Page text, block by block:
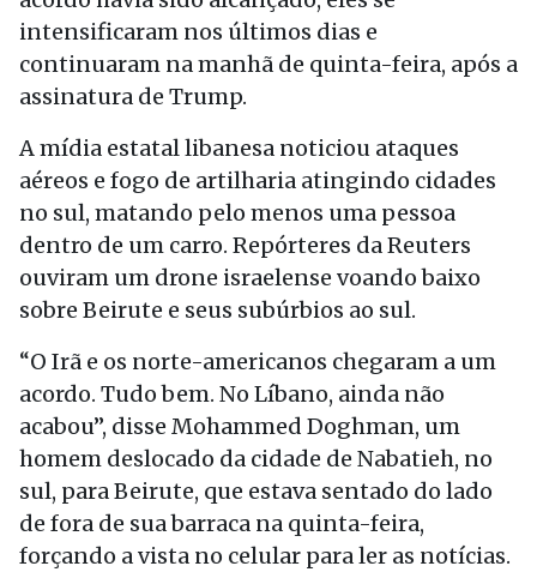
intensificaram nos últimos dias e
continuaram na manhã de quinta-feira, após a
assinatura de Trump.
A mídia estatal libanesa noticiou ataques
aéreos e fogo de artilharia atingindo cidades
no sul, matando pelo menos uma pessoa
dentro de um carro. Repórteres da Reuters
ouviram um drone israelense voando baixo
sobre Beirute e seus subúrbios ao sul.
“O Irã e os norte-americanos chegaram a um
acordo. Tudo bem. No Líbano, ainda não
acabou”, disse Mohammed Doghman, um
homem deslocado da cidade de Nabatieh, no
sul, para Beirute, que estava sentado do lado
de fora de sua barraca na quinta-feira,
forçando a vista no celular para ler as notícias.